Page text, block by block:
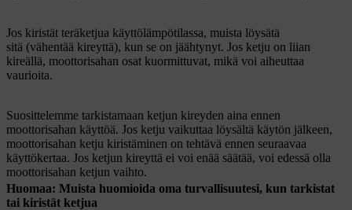
Jos kiristät teräketjua käyttölämpötilassa, muista löysätä
sitä (vähentää kireyttä), kun se on jäähtynyt. Jos ketju on liian
kireällä, moottorisahan osat kuormittuvat, mikä voi aiheuttaa
vaurioita.
Suosittelemme tarkistamaan ketjun kireyden aina ennen
moottorisahan käyttöä. Jos ketju vaikuttaa löysältä käytön jälkeen,
moottorisahan ketju kiristäminen on tehtävä ennen seuraavaa
käyttökertaa. Jos ketjun kireyttä ei voi enää säätää, voi edessä olla
moottorisahan ketjun vaihto.
Huomaa: Muista huomioida oma turvallisuutesi, kun tarkistat
tai kiristät ketjua